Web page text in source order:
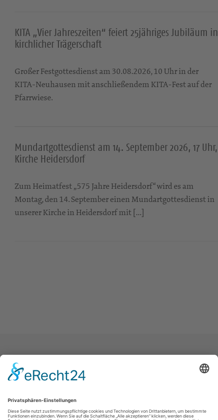
KITA „Vier Jahreszeiten“ feiert 25jähriges Jubiläum in
kirchlicher Trägerschaft
Großer Festgottesdienst am 30.08.2026, 10 Uhr in der
KITA-Neuhausen mit anschließendem KITA-Fest auf der
Pfarrwiese.
Mundartgottesdienst am 14. September 2026, 17 Uhr,
Kirche Heidersdorf
Zum Heimatfest „575 Jahre Heidersdorf“ wird es am
Montag, den 14. September einen Mundartgottesdienst in
unserer Kirche in Heidersdorf mit […]